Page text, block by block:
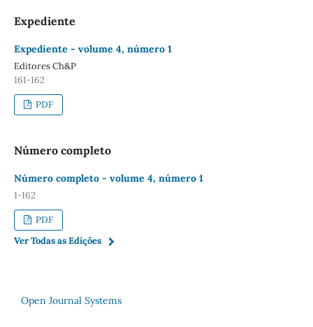
Expediente
Expediente - volume 4, número 1
Editores Ch&P
161-162
PDF
Número completo
Número completo - volume 4, número 1
1-162
PDF
Ver Todas as Edições
Open Journal Systems